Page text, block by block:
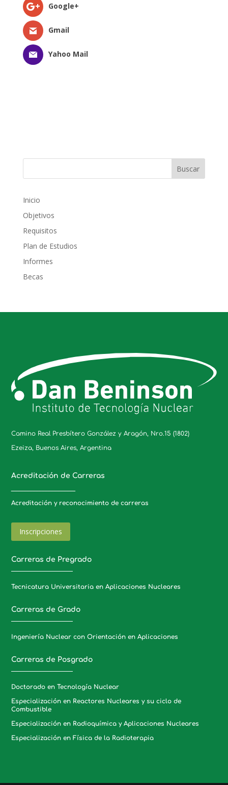
Google+
Gmail
Yahoo Mail
Inicio
Objetivos
Requisitos
Plan de Estudios
Informes
Becas
Camino Real Presbítero González y Aragón, Nro.15 (1802)
Ezeiza, Buenos Aires, Argentina
Acreditación de Carreras
Acreditación y reconocimiento de carreras
Inscripciones
Carreras de Pregrado
Tecnicatura Universitaria en Aplicaciones Nucleares
Carreras de Grado
Ingeniería Nuclear con Orientación en Aplicaciones
Carreras de Posgrado
Doctorado en Tecnología Nuclear
Especialización en Reactores Nucleares y su ciclo de
Combustible
Especialización en Radioquímica y Aplicaciones Nucleares
Especialización en Física de la Radioterapia